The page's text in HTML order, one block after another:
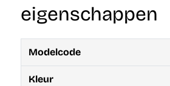
eigenschappen
Modelcode
Kleur